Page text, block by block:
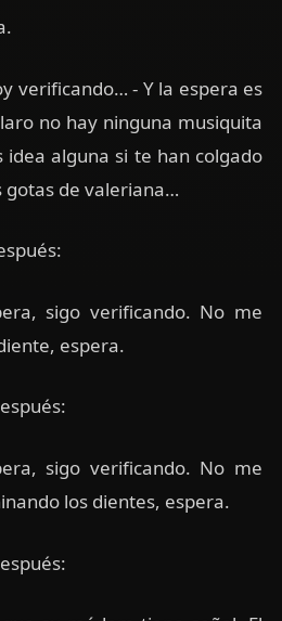
verificando… - Y la espera es
no hay ninguna musiquita
alguna si te han colgado
gotas de valeriana…
sigo verificando. No me
espera.
sigo verificando. No me
los dientes, espera.